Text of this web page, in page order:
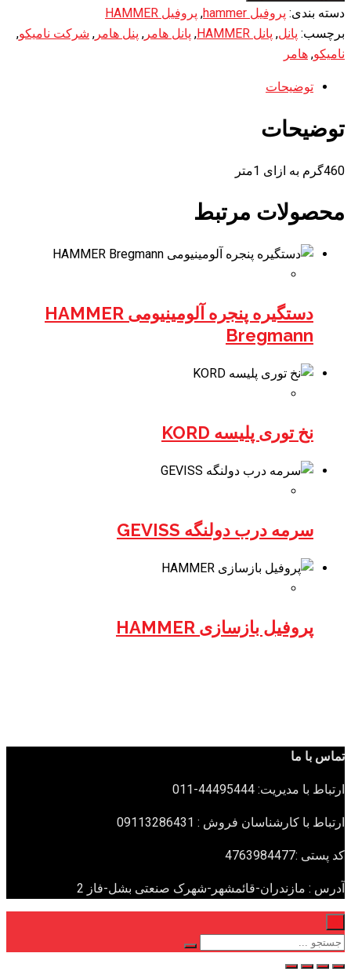
عدد
دسته بندی: پروفیل hammer , پروفیل HAMMER
برچسب: پانل, پانل HAMMER , پانل هامر , پنل هامر , شرکت نامیکو,
نامیکو, هامر
توضیحات
توضیحات
460گرم به ازای 1متر
محصولات مرتبط
دستگیره پنجره آلومینیومی HAMMER
Bregmann
نخ توری پلیسه KORD
سرمه درب دولنگه GEVISS
پروفیل بازسازی HAMMER
تماس با ما
ارتباط با مدیریت: 44495444-011
ارتباط با کارشناسان فروش : 09113286431
کد پستی :4763984477
آدرس : مازندران-قائمشهر-شهرک صنعتی بشل-فاز 2